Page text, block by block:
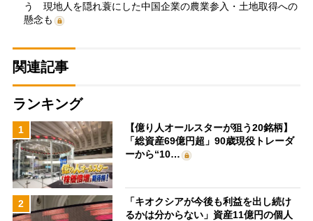
う 現地人を隠れ蓑にした中国企業の農業参入・土地取得への
懸念も
関連記事
ランキング
1
【億り人オールスターが狙う20銘柄】
「総資産69億円超」90歳現役トレーダ
ーから“10…
2
「キオクシアが今後も利益を出し続け
るかは分からない」資産11億円の個人